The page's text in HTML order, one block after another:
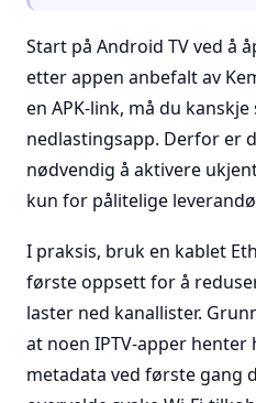
Start på Android TV ved å
etter appen anbefalt av
en APK-link, må du
nedlastingsapp. Derfor er
nødvendig å aktivere
kun for pålitelige
I praksis, bruk en kablet
første oppsett for å
laster ned kanallister.
at noen IPTV-apper
metadata ved første gang